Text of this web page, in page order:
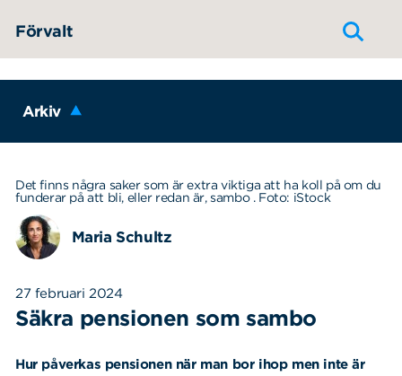
Förvalt
Arkiv
Det finns några saker som är extra viktiga att ha koll på om du
funderar på att bli, eller redan är, sambo . Foto: iStock
Maria Schultz
27 februari 2024
Säkra pensionen som sambo
Hur påverkas pensionen när man bor ihop men inte är